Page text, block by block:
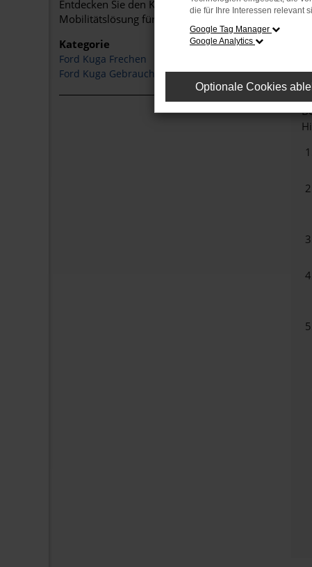
Entdecken Sie den Kuga und weitere Modelle in
Mobilitätslösung für Ihren Alltag in Frechen.
Kategorie
Ford Kuga Frechen
Ford Kuga Gebrauchtwagen Frechen
die für Ihre Interessen relevant
Google Tag Manager
Google Analytics
Optionale Cookies